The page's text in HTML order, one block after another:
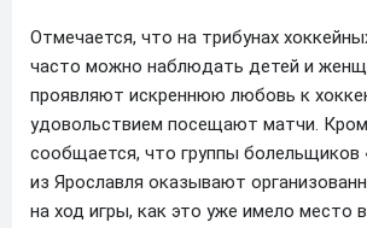
Отмечается, что на трибунах
часто можно наблюдать детей и
проявляют искреннюю любовь к
удовольствием посещают матчи.
сообщается, что группы болельщиков
из Ярославля оказывают
на ход игры, как это уже имело место